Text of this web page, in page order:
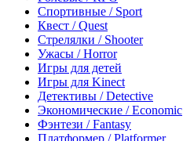
Спортивные / Sport
Квест / Quest
Стрелялки / Shooter
Ужасы / Horror
Игры для детей
Игры для Kinect
Детективы / Detective
Экономические / Economic
Фэнтези / Fantasy
Платформер / Platformer